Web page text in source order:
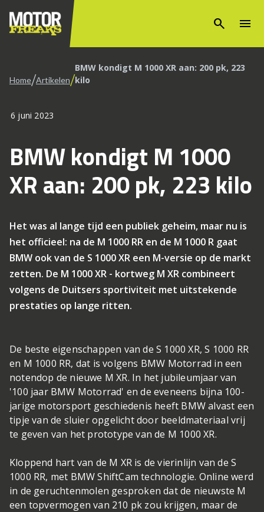
search menu
Home/Artikelen/BMW kondigt M 1000 XR aan: 200 pk, 223
kilo
6 juni 2023
BMW kondigt M 1000
XR aan: 200 pk, 223 kilo
Het was al lange tijd een publiek geheim, maar nu is
het officieel: na de M 1000 RR en de M 1000 R gaat
BMW ook van de S 1000 XR een M-versie op de markt
zetten. De M 1000 XR - kortweg M XR combineert
volgens de Duitsers sportiviteit met uitstekende
prestaties op lange ritten.
De beste eigenschappen van de S 1000 XR, S 1000 RR
en M 1000 RR, dat is volgens BMW Motorrad in een
notendop de nieuwe M XR. In het jubileumjaar van
'100 jaar BMW Motorrad' en de eveneens bijna 100-
jarige motorsport geschiedenis heeft BMW alvast een
tipje van de sluier opgelicht door beeldmateriaal vrij
te geven van het prototype van de M 1000 XR.
Kloppend hart van de M XR is de vierinlijn van de S
1000 RR, met BMW ShiftCam technologie. Online werd
in de geruchtenmolen gesproken dat de nieuwste M
een topvermogen van 210 pk zou krijgen, maar de